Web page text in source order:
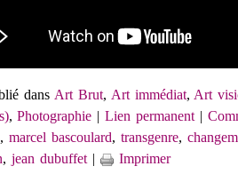
dansArt Brut, Art immédiat,Art
,Photographie |Lien permanent|
,marcel bascoulard, transgenre,
,jean dubuffet| Imprimer